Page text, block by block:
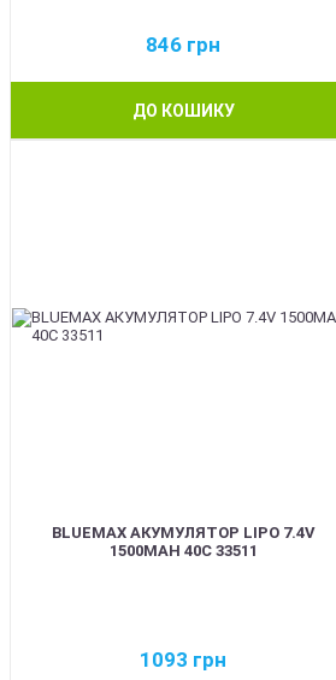
846 грн
ДО КОШИКУ
BLUEMAX АКУМУЛЯТОР LIPO 7.4V
1500MAH 40C 33511
1093 грн